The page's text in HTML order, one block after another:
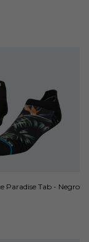
Paradise Tab - Negro